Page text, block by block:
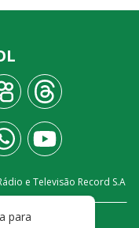
e Televisão Record S.A
para